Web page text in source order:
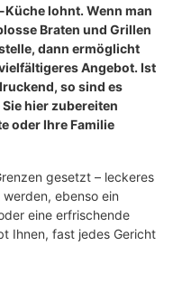
lohnt. Wenn man
Braten und Grillen
dann ermöglicht
Angebot. Ist
so sind es
hier zubereiten
oder Ihre Familie
gesetzt – leckeres
ebenso ein
eine erfrischende
Ihnen, fast jedes Gericht